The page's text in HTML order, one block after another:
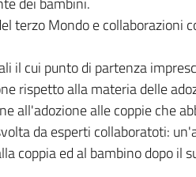
terzo Mondo e collaborazioni
il cui punto di partenza
rispetto alla materia delle
all'adozione alle coppie che
da esperti collaboratoti:
coppia ed al bambino dopo il